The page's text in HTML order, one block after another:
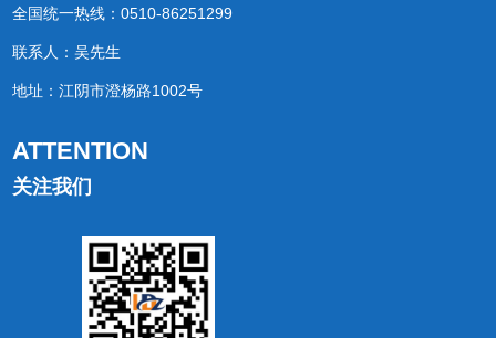
全国统一热线：0510-86251299
联系人：吴先生
地址：江阴市澄杨路1002号
ATTENTION
关注我们